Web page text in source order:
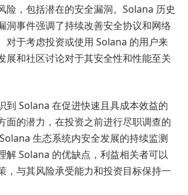
险，包括潜在的安全漏洞。Solana 历史
洞事件强调了持续改善安全协议和网络
对于考虑投资或使用 Solana 的用户来
展和社区讨论对于其安全性和性能至关
到 Solana 在促进快速且具成本效益的
面的潜力，在投资之前进行尽职调查的
生态系统内安全发展的持续监测
解 Solana 的优缺点，利益相关者可以
，与其风险承受能力和投资目标保持一